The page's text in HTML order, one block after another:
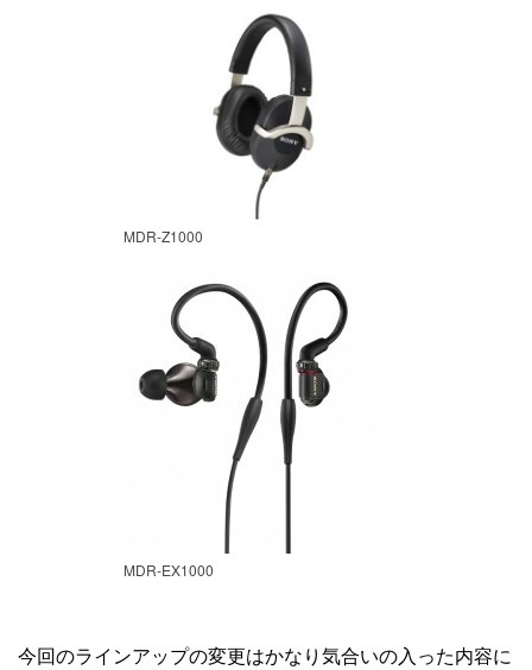
MDR-Z1000
MDR-EX1000
今回のラインアップの変更はかなり気合いの入った内容に